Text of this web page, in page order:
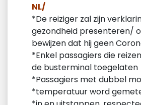
NL/
*De reiziger zal zijn
gezondheid presenteren/
bewijzen dat hij geen
*Enkel passagiers die
de busterminal toegelaten
*Passagiers met dubbel
*temperatuur word